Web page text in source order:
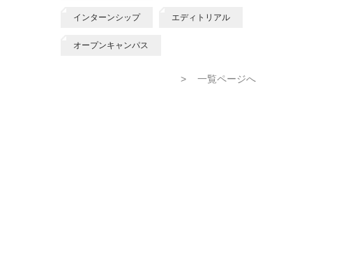
インターンシップ エディトリアル
オープンキャンパス
> 一覧ページへ